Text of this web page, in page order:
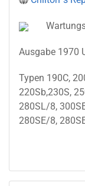
Ausgabe 1970
Typen 190C,
220Sb,230S,
280SL/8,
280SE/8,